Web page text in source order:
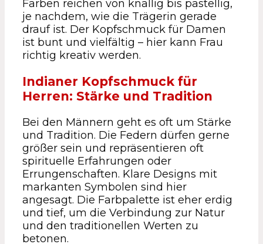
Farben reichen von knallig bis pastellig,
je nachdem, wie die Trägerin gerade
drauf ist. Der Kopfschmuck für Damen
ist bunt und vielfältig – hier kann Frau
richtig kreativ werden.
Indianer Kopfschmuck für
Herren: Stärke und Tradition
Bei den Männern geht es oft um Stärke
und Tradition. Die Federn dürfen gerne
größer sein und repräsentieren oft
spirituelle Erfahrungen oder
Errungenschaften. Klare Designs mit
markanten Symbolen sind hier
angesagt. Die Farbpalette ist eher erdig
und tief, um die Verbindung zur Natur
und den traditionellen Werten zu
betonen.